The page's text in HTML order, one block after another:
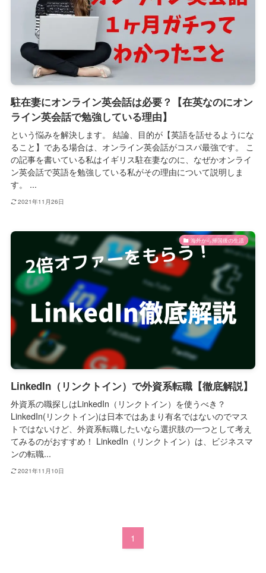
駐在妻にオンライン英会話は必要？【在英なのにオン
ライン英会話で勉強している理由】
という悩みを解決します。 結論、目的が【英語を話せるようにな
ること】である場合は、オンライン英会話がコスパ最強です。 こ
の記事を書いている私はイギリス駐在妻なのに、なぜかオンライ
ン英会話で英語を勉強している私がその理由について説明しま
す。 ...
2021年11月26日
海外から帰国後の生活
LinkedIn（リンクトイン）で外資系転職【徹底解説】
外資系の職探しはLinkedIn（リンクトイン）を使うべき？
LinkedIn(リンクトイン)は日本ではあまり有名ではないのでマス
トではないけど、外資系転職したいなら選択肢の一つとして考え
てみるのがおすすめ！ LinkedIn（リンクトイン）は、ビジネスマ
ンの転職...
2021年11月10日
1